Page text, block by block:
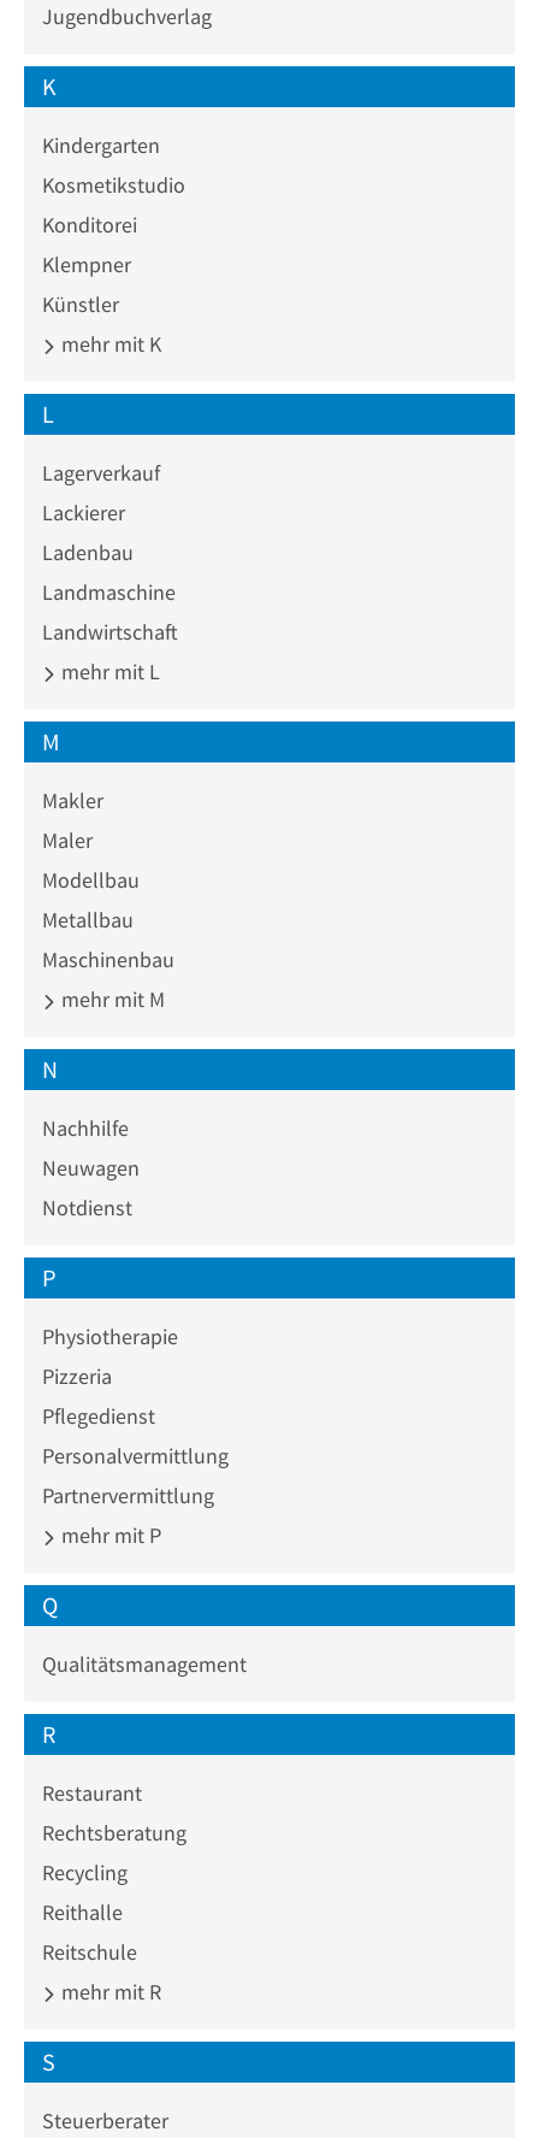
Jugendbuchverlag
K
Kindergarten
Kosmetikstudio
Konditorei
Klempner
Künstler
mehr mit K
L
Lagerverkauf
Lackierer
Ladenbau
Landmaschine
Landwirtschaft
mehr mit L
M
Makler
Maler
Modellbau
Metallbau
Maschinenbau
mehr mit M
N
Nachhilfe
Neuwagen
Notdienst
P
Physiotherapie
Pizzeria
Pflegedienst
Personalvermittlung
Partnervermittlung
mehr mit P
Q
Qualitätsmanagement
R
Restaurant
Rechtsberatung
Recycling
Reithalle
Reitschule
mehr mit R
S
Steuerberater